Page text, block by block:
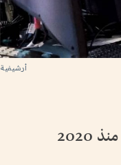
أرشيفية